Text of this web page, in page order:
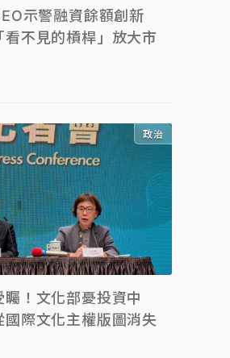
示警融資餘額創新
不見的槓桿」放大市
政治
矚！文化部憂投資中
際文化主權版圖消失